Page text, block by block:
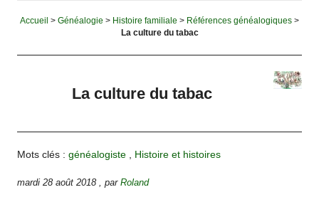
Accueil > Généalogie > Histoire familiale > Références généalogiques >
La culture du tabac
La culture du tabac
Mots clés :généalogiste Histoire et histoires
mardi 28 août 2018 ,parRoland